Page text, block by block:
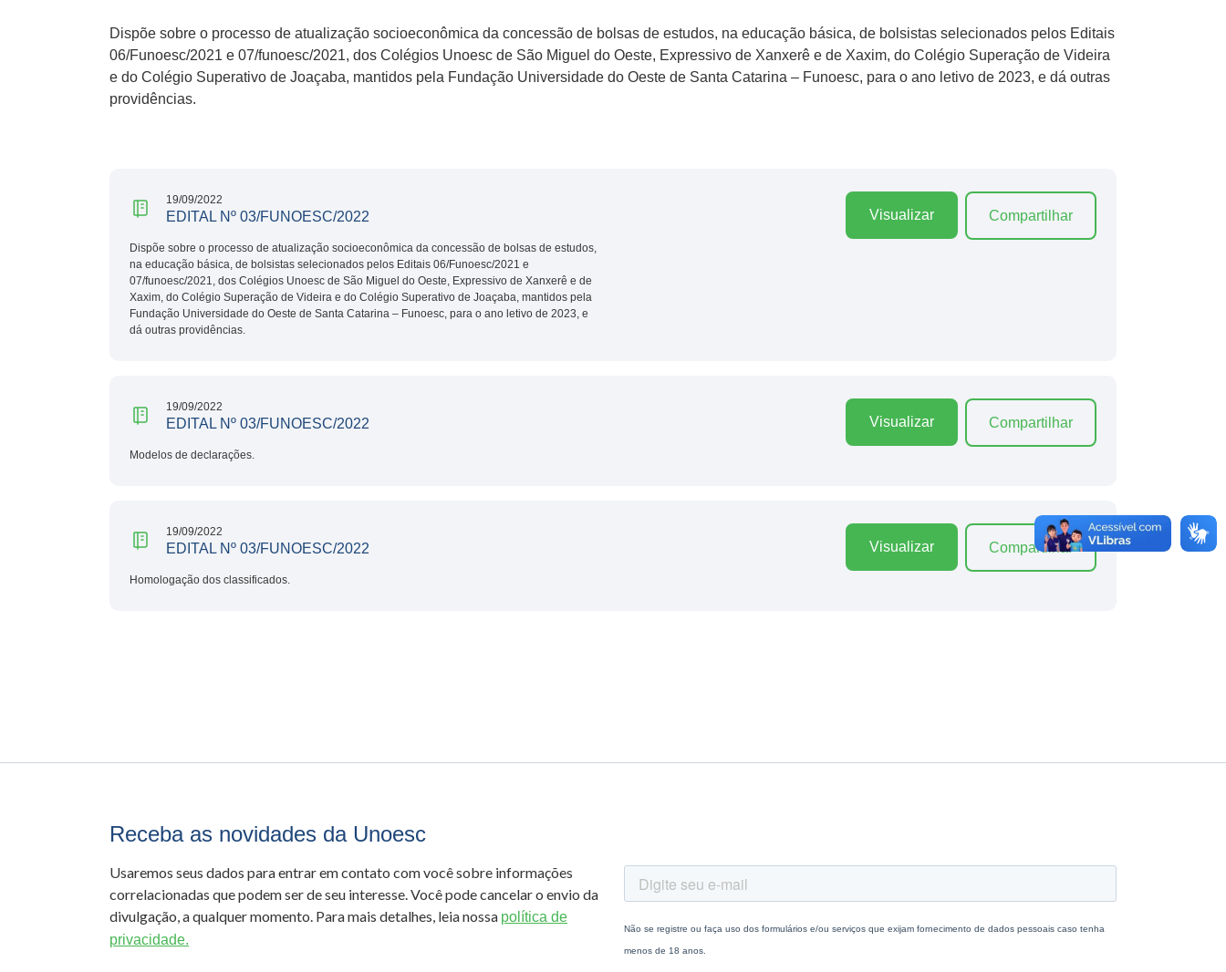
Dispõe sobre o processo de atualização socioeconômica da concessão de bolsas de estudos, na educação básica, de bolsistas selecionados pelos Editais
06/Funoesc/2021 e 07/funoesc/2021, dos Colégios Unoesc de São Miguel do Oeste, Expressivo de Xanxerê e de Xaxim, do Colégio Superação de Videira
e do Colégio Superativo de Joaçaba, mantidos pela Fundação Universidade do Oeste de Santa Catarina – Funoesc, para o ano letivo de 2023, e dá outras
providências.
19/09/2022
EDITAL Nº 03/FUNOESC/2022
Dispõe sobre o processo de atualização socioeconômica da concessão de bolsas de estudos,
na educação básica, de bolsistas selecionados pelos Editais 06/Funoesc/2021 e
07/funoesc/2021, dos Colégios Unoesc de São Miguel do Oeste, Expressivo de Xanxerê e de
Xaxim, do Colégio Superação de Videira e do Colégio Superativo de Joaçaba, mantidos pela
Fundação Universidade do Oeste de Santa Catarina – Funoesc, para o ano letivo de 2023, e
dá outras providências.
Visualizar Compartilhar
19/09/2022
EDITAL Nº 03/FUNOESC/2022
Modelos de declarações.
Visualizar Compartilhar
19/09/2022
EDITAL Nº 03/FUNOESC/2022
Homologação dos classificados.
Visualizar Compartilhar
Receba as novidades da Unoesc
Usaremos seus dados para entrar em contato com você sobre informações
correlacionadas que podem ser de seu interesse. Você pode cancelar o envio da
divulgação, a qualquer momento. Para mais detalhes, leia nossa política de
privacidade.